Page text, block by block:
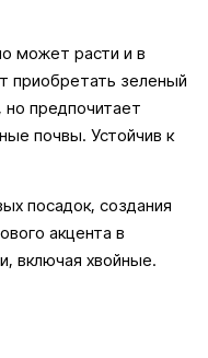
может расти и в
приобретать зеленый
предпочитает
почвы. Устойчив к
посадок, создания
акцента в
включая хвойные.